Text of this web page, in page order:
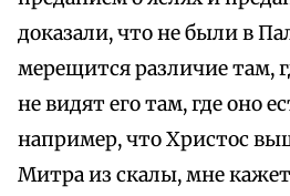
доказали, что не были в
мерещится различие там,
не видят его там, где оно
например, что Христос
Митра из скалы, мне